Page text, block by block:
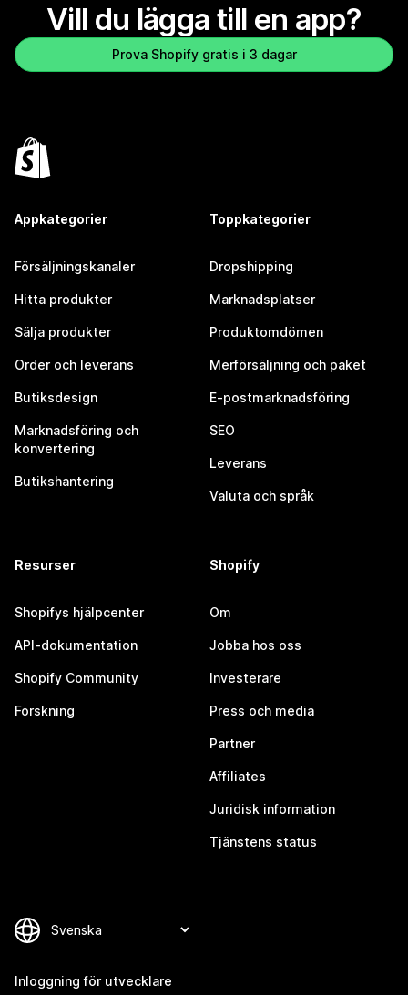
Vill du lägga till en app?
Prova Shopify gratis i 3 dagar
Appkategorier
Försäljningskanaler
Hitta produkter
Sälja produkter
Order och leverans
Butiksdesign
Marknadsföring och
konvertering
Butikshantering
Toppkategorier
Dropshipping
Marknadsplatser
Produktomdömen
Merförsäljning och paket
E-postmarknadsföring
SEO
Leverans
Valuta och språk
Resurser
Shopifys hjälpcenter
API-dokumentation
Shopify Community
Forskning
Shopify
Om
Jobba hos oss
Investerare
Press och media
Partner
Affiliates
Juridisk information
Tjänstens status
Inloggning för utvecklare